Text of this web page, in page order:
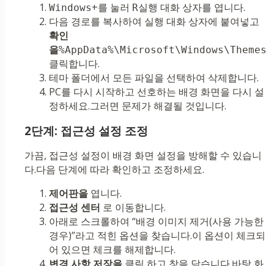
Windows+를 눌러 R실행 대화 상자를 엽니다.
다음 경로를 복사하여 실행 대화 상자에 붙여넣고
확인
을%AppData%\Microsoft\Windows\Themes
클릭합니다.
테마 폴더에서 모든 파일을 선택하여 삭제합니다.
PC를 다시 시작하고 선호하는 배경 화면을 다시 설
정하세요.그러면 문제가 해결될 것입니다.
2단계: 접근성 설정 조정
가끔, 접근성 설정이 배경 화면 설정을 방해할 수 있습니
다.다음 단계에 따라 확인하고 조정하세요.
제어판을 엽니다.
접근성 센터 로 이동합니다.
아래로 스크롤하여 “배경 이미지 제거(사용 가능한
경우)”라고 적힌 옵션을 찾습니다.이 옵션이 체크되
어 있으면 체크를 해제합니다.